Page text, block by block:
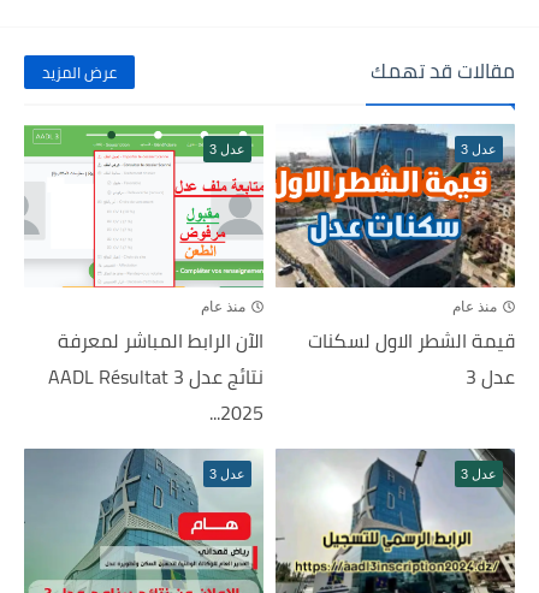
مقالات قد تهمك عرض المزيد
عدل 3
منذ عام
قيمة الشطر الاول لسكنات
عدل 3
عدل 3
منذ عام
الآن الرابط المباشر لمعرفة
نتائج عدل 3 AADL Résultat
2025...
عدل 3 عدل 3